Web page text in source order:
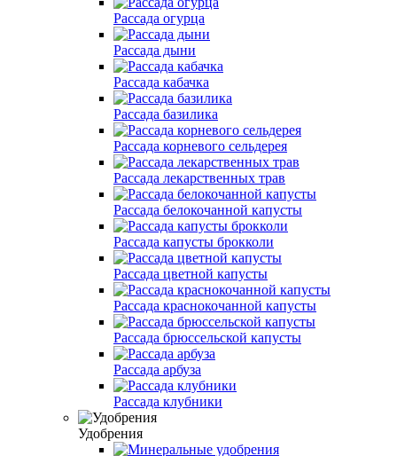
Рассада огурца
Рассада дыни
Рассада кабачка
Рассада базилика
Рассада корневого сельдерея
Рассада лекарственных трав
Рассада белокочанной капусты
Рассада капусты брокколи
Рассада цветной капусты
Рассада краснокочанной капусты
Рассада брюссельской капусты
Рассада арбуза
Рассада клубники
Удобрения